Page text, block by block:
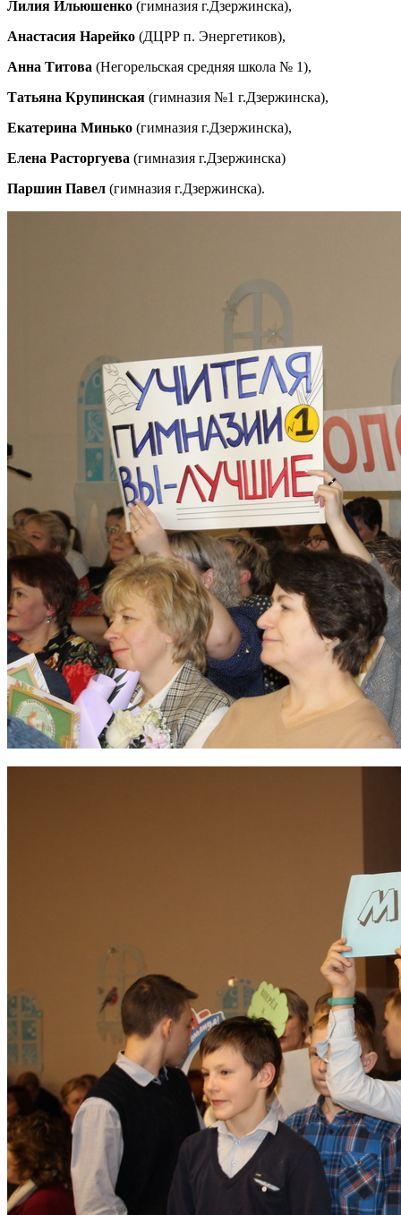
Лилия Ильюшенко (гимназия г.Дзержинска),
Анастасия Нарейко (ДЦРР п. Энергетиков),
Анна Титова (Негорельская средняя школа № 1),
Татьяна Крупинская (гимназия №1 г.Дзержинска),
Екатерина Минько (гимназия г.Дзержинска),
Елена Расторгуева (гимназия г.Дзержинска)
Паршин Павел (гимназия г.Дзержинска).